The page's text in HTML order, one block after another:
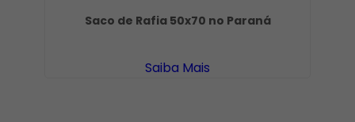
Saco de Rafia 50x70 no Paraná
Saiba Mais